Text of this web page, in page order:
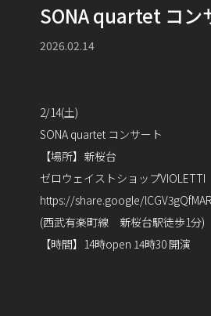
SONA quartet コン
2026.02.14
2/14(土)
SONA quartet コンサート
【場所】新桜台
ゼロウェイストショップVIOLETTI
https://share.google/
(西武有楽町線 新桜台駅徒歩1分)
【時間】14時open 14時30 開演